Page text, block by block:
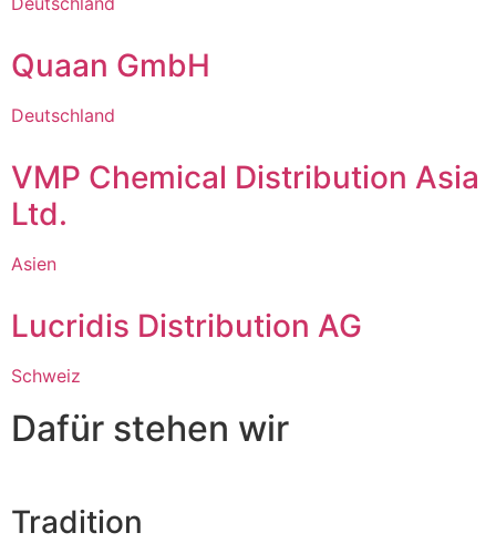
Quaan GmbH
Deutschland
VMP Chemical Distribution Asia
Ltd.
Asien
Lucridis Distribution AG
Schweiz
Dafür stehen wir
Tradition